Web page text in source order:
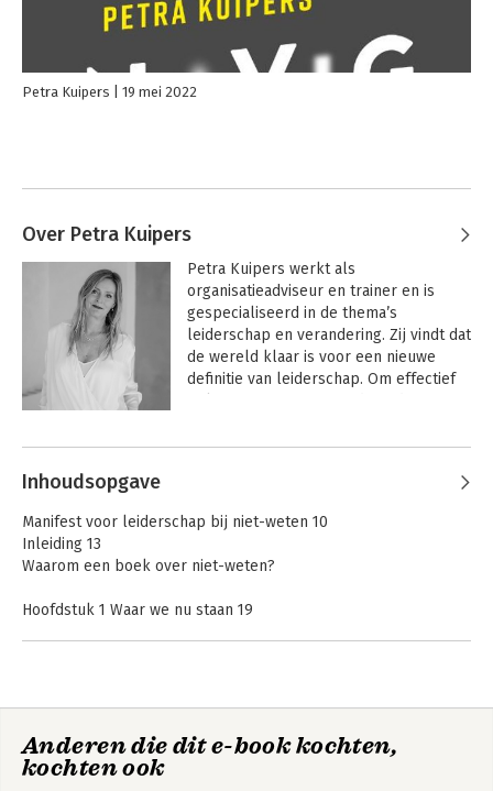
Petra Kuipers 19 mei 2022
Over Petra Kuipers
Petra Kuipers werkt als
organisatieadviseur en trainer en is
gespecialiseerd in de thema’s
leiderschap en verandering. Zij vindt dat
de wereld klaar is voor een nieuwe
definitie van leiderschap. Om effectief
niveau ontwikkeld worden; niet alleen
teams en professionals bij het
ontwikkelen van die vormen van
leiderschap, zodat ze niet alleen
effectiever worden, maar bovendien
menselijkheid, verbinding en inspiratie
(terug)brengen in het werk.
Andere boeken door Petra Kuipers
leiderschap is niet
voor watjes
- Gids voor
Inhoudsopgave
Manifest voor leiderschap bij niet-weten 10
Inleiding 13
Waarom een boek over niet-weten?
Hoofdstuk 1 Waar we nu staan 19
1.2 Het grotere plaatje 25
1.3 Een leeskompas 28
Anderen die dit e-book kochten,
kochten ook